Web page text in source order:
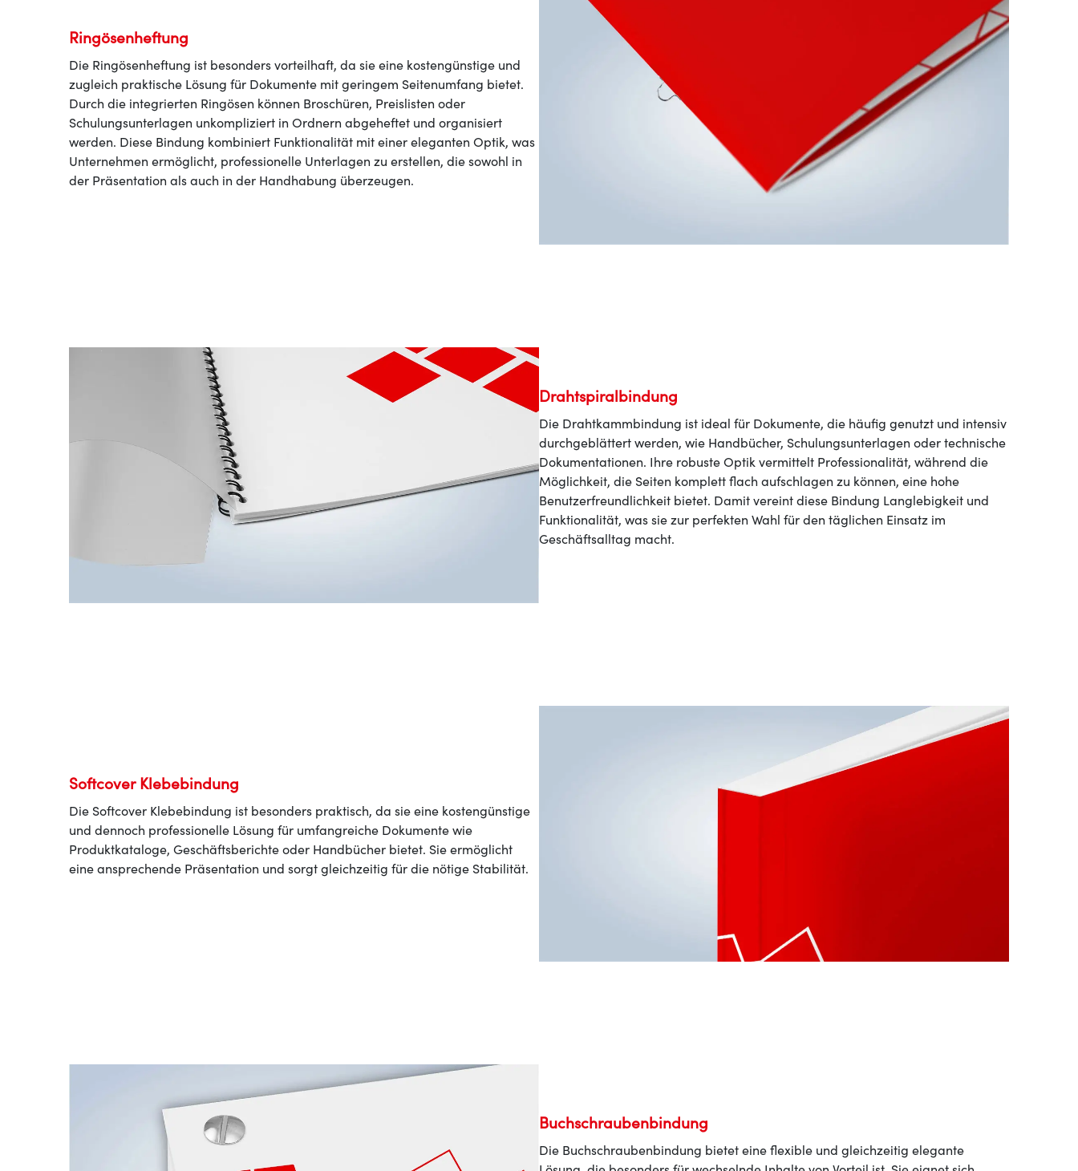
Ringösenheftung
Die Ringösenheftung ist besonders vorteilhaft, da sie eine kostengünstige und
zugleich praktische Lösung für Dokumente mit geringem Seitenumfang bietet.
Durch die integrierten Ringösen können Broschüren, Preislisten oder
Schulungsunterlagen unkompliziert in Ordnern abgeheftet und organisiert
werden. Diese Bindung kombiniert Funktionalität mit einer eleganten Optik, was
Unternehmen ermöglicht, professionelle Unterlagen zu erstellen, die sowohl in
der Präsentation als auch in der Handhabung überzeugen.
Drahtspiralbindung
Die Drahtkammbindung ist ideal für Dokumente, die häufig genutzt und intensiv
durchgeblättert werden, wie Handbücher, Schulungsunterlagen oder technische
Dokumentationen. Ihre robuste Optik vermittelt Professionalität, während die
Möglichkeit, die Seiten komplett flach aufschlagen zu können, eine hohe
Benutzerfreundlichkeit bietet. Damit vereint diese Bindung Langlebigkeit und
Funktionalität, was sie zur perfekten Wahl für den täglichen Einsatz im
Geschäftsalltag macht.
Softcover Klebebindung
Die Softcover Klebebindung ist besonders praktisch, da sie eine kostengünstige
und dennoch professionelle Lösung für umfangreiche Dokumente wie
Produktkataloge, Geschäftsberichte oder Handbücher bietet. Sie ermöglicht
eine ansprechende Präsentation und sorgt gleichzeitig für die nötige Stabilität.
Buchschraubenbindung
Die Buchschraubenbindung bietet eine flexible und gleichzeitig elegante